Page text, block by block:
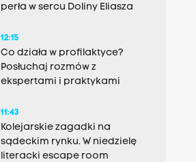
perła w sercu Doliny Eliasza
12:15
Co działa w profilaktyce?
Posłuchaj rozmów z
ekspertami i praktykami
11:43
Kolejarskie zagadki na
sądeckim rynku. W niedzielę
literacki escape room